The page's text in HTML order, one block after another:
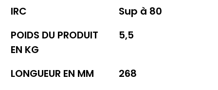
IRC
Sup à 80
POIDS DU PRODUIT
EN KG
5,5
LONGUEUR EN MM
268